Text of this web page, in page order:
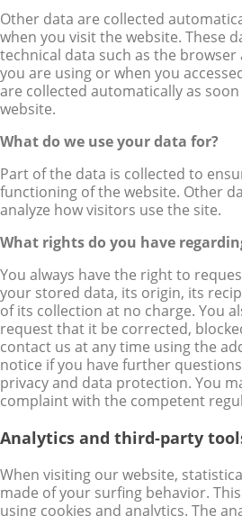
Other data are collected
when you visit the website. These
technical data such as the
you are using or when you
are collected automatically as
website.
What do we use your data for?
Part of the data is collected to
functioning of the website. Other
analyze how visitors use the site.
What rights do you have
You always have the right to
your stored data, its origin, its
of its collection at no charge. You
request that it be corrected,
contact us at any time using the
notice if you have further
privacy and data protection. You
complaint with the competent
Analytics and third-party
When visiting our website,
made of your surfing behavior.
using cookies and analytics. The